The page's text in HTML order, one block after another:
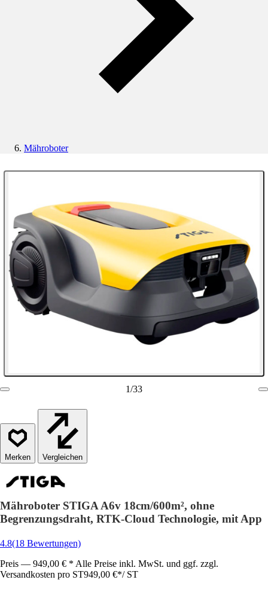
Mähroboter
1/33
Vergleichen
Mähroboter STIGA A6v 18cm/600m², ohne
Begrenzungsdraht, RTK-Cloud Technologie, mit App
4.8(18 Bewertungen)
Preis — 949,00 € * Alle Preise inkl. MwSt. und ggf. zzgl.
Versandkosten pro ST949,00 €*/ ST